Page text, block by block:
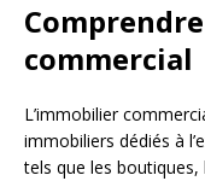
commercial
L’immobilier
immobiliers dédiés à
tels que les